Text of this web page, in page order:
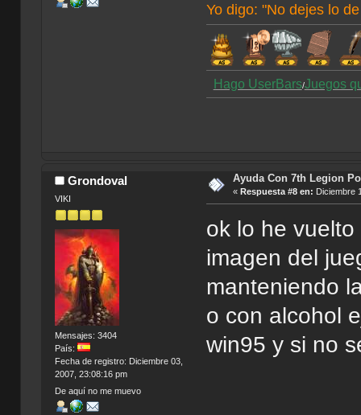
Yo digo: "No dejes lo
Hago UserBars/Juegos
Grondoval
VIKI
Mensajes: 3404
País:
Fecha de registro: Diciembre 03,
2007, 23:08:16 pm
De aquí no me muevo
Ayuda Con 7th Legion
« Respuesta #8 en: Diciembre
ok lo he
imagen del
manteniendo
o con alcohol
win95 y si no